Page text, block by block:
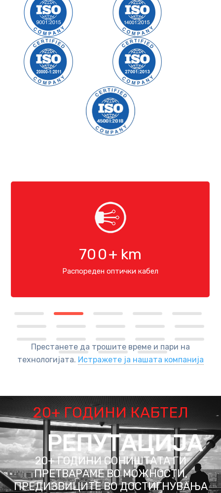
70 0+ km
Распореден оптички кабел
Престанете да трошите време и пари на
технологијата. Истражете ја нашата компанија
20+ ГОДИНИ КАБТЕЛ
РЕПУТАЦИЈА
20+ ГОДИНИ СОНИШТАТА ГИ
ПРЕТВАРАМЕ ВО МОЖНОСТИ,
ПРЕДИЗВИЦИТЕ ВО ДОСТИГНУВАЊА